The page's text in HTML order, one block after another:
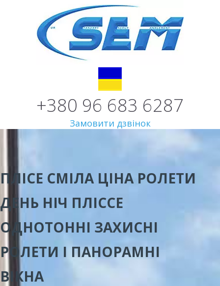
+380 96 683 6287
Замовити дзвінок
ПЛІСЕ СМІЛА ЦІНАРОЛЕТИ
ДЕНЬ НІЧ ПЛІССЕ
ОДНОТОННІ ЗАХИСНІ
РОЛЕТИ І ПАНОРАМНІ
ВІКНА